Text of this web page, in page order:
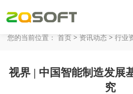
工业AI
您的当前位置： 首页 > 资讯动态 > 行业
视界 | 中国智能制造发展
究
【AI 智能体重塑企业运营